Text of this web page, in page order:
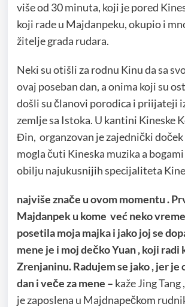
više od 30 minuta, koji je pored
koji rade u Majdanpeku, okupio i
žitelje grada rudara.
Neki su otišli za rodnu Kinu da sa
ovaj poseban dan, a onima koji su
došli su članovi porodica i priijateji
zemlje sa Istoka. U kantini Kineske
Đin, organzovan je zajednički doček
mogla čuti Kineska muzika a
obilju najukusnijih specijaliteta
najviše znače u ovom momentu .
Majdanpek u kome već neko
posetila moja majka i jako joj se
mene je i moj dečko Yuan , koji radi
Zrenjaninu. Radujem se jako , jer je
dan i veče za mene – kaže Jing
je zaposlena u Majdnapečkom